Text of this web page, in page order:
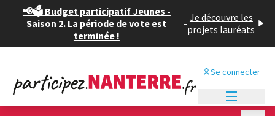
📢🗳️ Budget participatif Jeunes -
Saison 2. La période de vote est
terminée !
- Je découvre les
projets lauréats
Se connecter